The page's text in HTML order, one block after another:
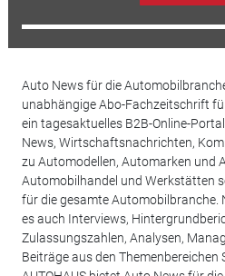
Auto News für die
unabhängige Abo-Fachzeitschrift
ein tagesaktuelles B2B-Online-
News, Wirtschaftsnachrichten,
zu Automodellen, Automarken und
Automobilhandel und Werkstätten
für die gesamte Automobilbranche.
es auch Interviews,
Zulassungszahlen, Analysen,
Beiträge aus den Themenbereichen